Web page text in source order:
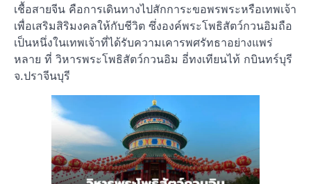
เชื้อสายจีน คือการเดินทางไปสักการะขอพรพระหรือเทพเจ้า
เพื่อเสริมสิริมงคลให้กับชีวิต ซึ่งองค์พระโพธิสัตว์กวนอิมถือ
เป็นหนึ่งในเทพเจ้าที่ได้รับความเคารพศรัทธาอย่างแพร่
หลาย ที่ วิหารพระโพธิสัตว์กวนอิม อี่ทงเทียนไท้ กบินทร์บุรี
จ.ปราจีนบุรี